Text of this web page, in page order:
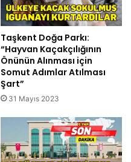
Taşkent Doğa Parkı:
“Hayvan Kaçakçılığının
Önünün Alınması için
Somut Adımlar Atılması
Şart”
31 Mayıs 2023